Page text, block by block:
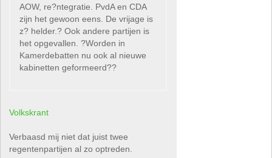
AOW, re?ntegratie. PvdA en CDA
zijn het gewoon eens. De vrijage is
z? helder.? Ook andere partijen is
het opgevallen. ?Worden in
Kamerdebatten nu ook al nieuwe
kabinetten geformeerd??
Volkskrant
Verbaasd mij niet dat juist twee
regentenpartijen al zo optreden.